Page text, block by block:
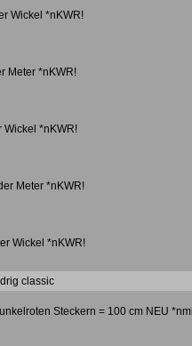
Wickel *nKWR!
Meter *nKWR!
Wickel *nKWR!
Meter *nKWR!
Wickel *nKWR!
classic
Steckern = 100 cm NEU *nml